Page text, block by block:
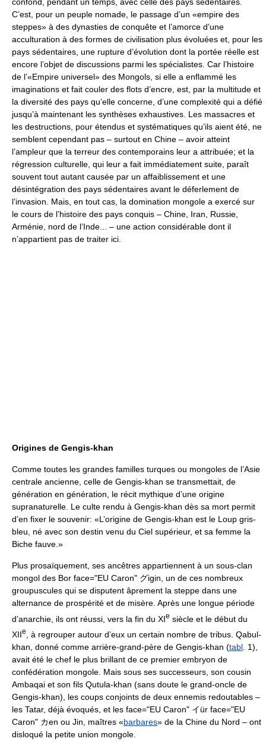
C’est, pour un peuple nomade, le passage d’un «empire des
steppes» à des dynasties de conquête et l’amorce d’une
acculturation à des formes de civilisation plus évoluées et, pour les
pays sédentaires, une rupture d’évolution dont la portée réelle est
encore l’objet de discussions parmi les spécialistes. Car l’histoire
de l’«Empire universel» des Mongols, si elle a enflammé les
imaginations et fait couler des flots d’encre, est, par la multitude et
la diversité des pays qu’elle concerne, d’une complexité qui a défié
jusqu’à maintenant les synthèses exhaustives. Les massacres et
les destructions, pour étendus et systématiques qu’ils aient été, ne
semblent cependant pas – surtout en Chine – avoir atteint
l’ampleur que la terreur des contemporains leur a attribuée; et la
régression culturelle, qui leur a fait immédiatement suite, paraît
souvent tout autant causée par un affaiblissement et une
désintégration des pays sédentaires avant le déferlement de
l’invasion. Mais, en tout cas, la domination mongole a exercé sur
le cours de l’histoire des pays conquis – Chine, Iran, Russie,
Arménie, nord de l’Inde... – une action considérable dont il
n’appartient pas de traiter ici.
Origines de Gengis-khan
Comme toutes les grandes familles turques ou mongoles de l’Asie
centrale ancienne, celle de Gengis-khan se transmettait, de
génération en génération, le récit mythique d’une origine
supranaturelle. Le culte rendu à Gengis-khan dès sa mort permit
d’en fixer le souvenir: «L’origine de Gengis-khan est le Loup gris-
bleu, né avec son destin venu du Ciel supérieur, et sa femme la
Biche fauve.»
Plus prosaïquement, ses ancêtres appartiennent à un sous-clan
mongol des Bor face="EU Caron" グigin, un de ces nombreux
groupuscules qui se disputent âprement la steppe dans une
alternance de prospérité et de misère. Après une longue période
d’anarchie, ils ont réussi, vers la fin du XIe siècle et le début du
XIIe
, à regrouper autour d’eux un certain nombre de tribus. Qabul-
khan, donné comme arrière-grand-père de Gengis-khan (tabl . 1),
avait été le chef le plus brillant de ce premier embryon de
confédération mongole. Mais sous ses successeurs, son cousin
Ambaqai et son fils Qutula-khan (sans doute le grand-oncle de
Gengis-khan), les coups conjoints de deux ennemis redoutables –
les Tatar, déjà évoqués, et les face="EU Caron" イür face="EU
Caron" カen ou Jin, maîtres «barbares» de la Chine du Nord – ont
disloqué la petite union mongole.